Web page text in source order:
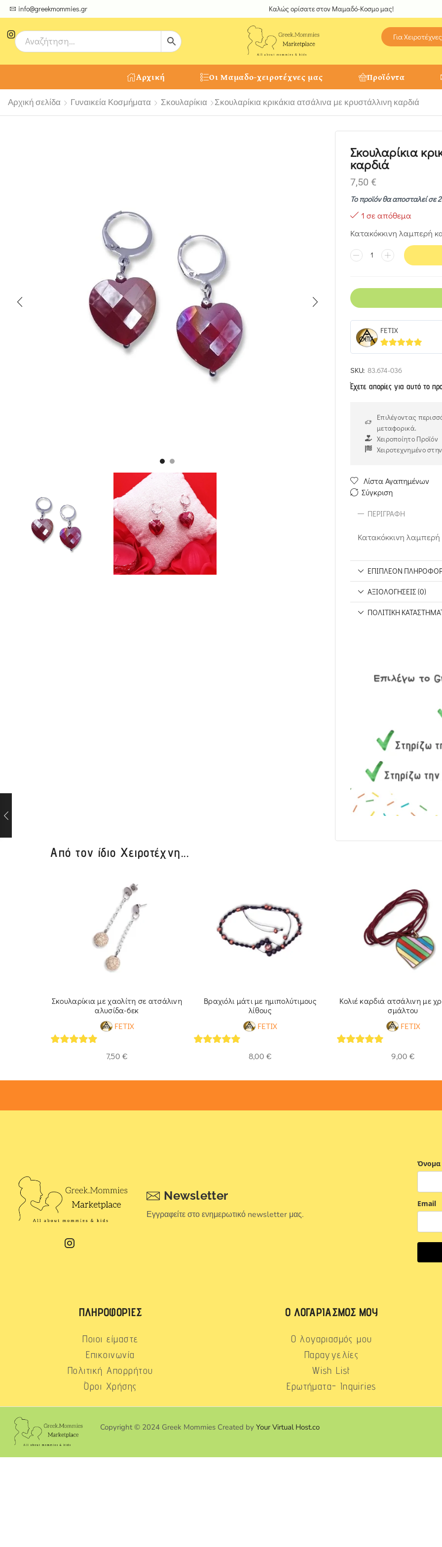
info@greekmommies.gr
μοναδικές δημιουργίες από τους Χειροτέχνες μας! Καλώς ορίσατε στον Μαμαδό-Κοσμο μας!
Για Χειροτέχνες
Αρχική Οι Μαμαδο-χειροτέχνες μας Προϊόντα
Αρχική σελίδα Γυναικεία Κοσμήματα Σκουλαρίκια Σκουλαρίκια κρικάκια ατσάλινα με κρυστάλλινη καρδιά
Σκουλαρίκια
καρδιά
7,50 €
Το προϊόν θα αποσταλεί σε
1 σε απόθεμα
Κατακόκκινη λαμπερή
FETIX
5out of 5
SKU: 83.674-036
Έχετε απορίες για αυτό το
Επιλέγοντας
μεταφορικά.
Χειροποίητο Προϊόν
Χειροτεχνημένο
Λίστα Αγαπημένων
Σύγκριση
ΠΕΡΙΓΡΑΦΉ
Κατακόκκινη λαμπερή
ΕΠΙΠΛΈΟΝ
ΑΞΙΟΛΟΓΉΣΕΙΣ (0)
ΠΟΛΙΤΙΚΉ
Από τον ίδιο Χειροτέχνη...
Σκουλαρίκια με χαολίτη σε ατσάλινη
αλυσίδα-6εκ
FETIX
7,50 €
Βραχιόλι μάτι με ημιπολύτιμους
λίθους
FETIX
8,00 €
Κολιέ καρδιά ατσάλινη με
σμάλτου
FETIX
9,00 €
Newsletter
Εγγραφείτε στο ενημερωτικό newsletter μας.
Όνομα
Email
ΠΛΗΡΟΦΟΡΊΕΣ
Ποιοι είμαστε
Επικοινωνία
Πολιτική Απορρήτου
Όροι Χρήσης
Ο ΛΟΓΑΡΙΑΣΜΌΣ ΜΟΥ
Ο λογαριασμός μου
Παραγγελίες
Wish List
Ερωτήματα- Inquiries
Copyright © 2024 Greek Mommies Created byYour Virtual Host.co